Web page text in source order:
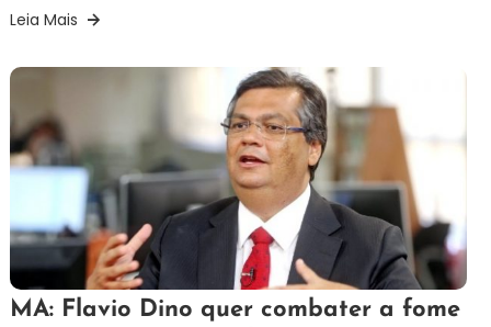
Leia Mais
6
Redação
MA: Flavio Dino quer combater a fome